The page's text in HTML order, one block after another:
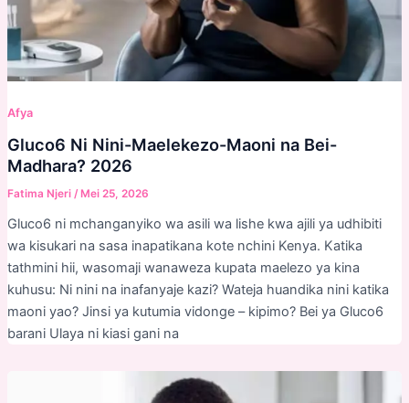
Afya
Gluco6 Ni Nini-Maelekezo-Maoni na Bei-
Madhara? 2026
Fatima Njeri / Mei 25, 2026
Gluco6 ni mchanganyiko wa asili wa lishe kwa ajili ya udhibiti
wa kisukari na sasa inapatikana kote nchini Kenya. Katika
tathmini hii, wasomaji wanaweza kupata maelezo ya kina
kuhusu: Ni nini na inafanyaje kazi? Wateja huandika nini katika
maoni yao? Jinsi ya kutumia vidonge – kipimo? Bei ya Gluco6
barani Ulaya ni kiasi gani na